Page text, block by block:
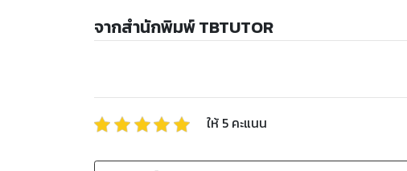
จากสำนักพิมพ์ TBTUTOR
ให้ 5 คะแนน